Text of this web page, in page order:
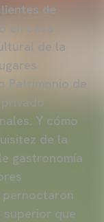
de
casa
de la
Patrimonio de
Y cómo
de la
gastronomía
que